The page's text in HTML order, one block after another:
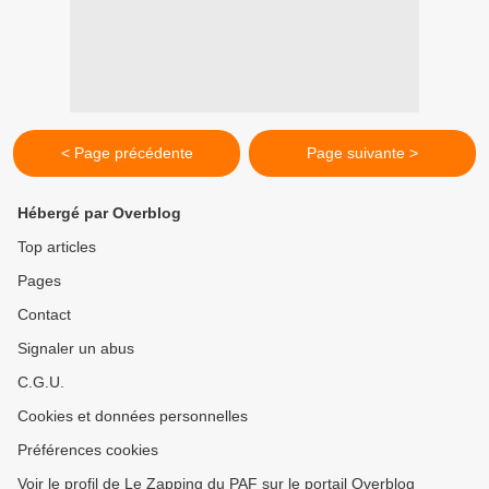
< Page précédente Page suivante >
Hébergé par Overblog
Top articles
Pages
Contact
Signaler un abus
C.G.U.
Cookies et données personnelles
Préférences cookies
Voir le profil de Le Zapping du PAF sur le portail Overblog